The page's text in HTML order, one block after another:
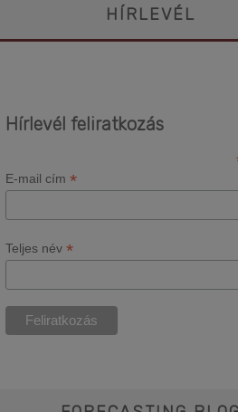
HÍRLEVÉL
Hírlevél feliratkozás
E-mail cím *
Teljes név *